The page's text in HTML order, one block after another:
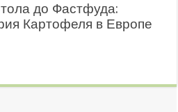
до Фастфуда:
Картофеля в Европе